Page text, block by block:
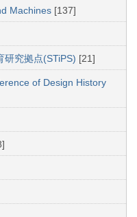
Machines [137]
研究拠点(STiPS) [21]
of Design History